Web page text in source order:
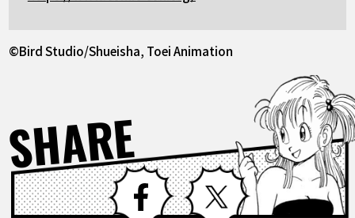
©︎Bird Studio/Shueisha, Toei Animation
SHARE Facebook X